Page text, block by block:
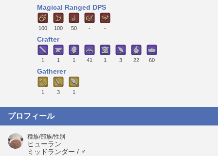
Magical Ranged DPS
100 100 50 - -
Crafter
1 1 1 41 1 3 22 60
Gatherer
1 3 1
プロフィール
種族/部族/性別
ヒューラン
ミッドランダー / ♂